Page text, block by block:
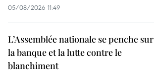
05/08/2026 11:49
L’Assemblée nationale se penche sur
la banque et la lutte contre le
blanchiment